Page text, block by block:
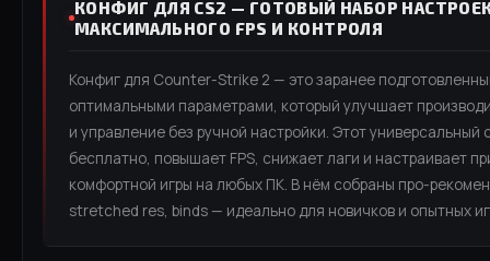
КОНФИГ ДЛЯ CS2 — ГОТОВЫЙ НАБОР
МАКСИМАЛЬНОГО FPS И КОНТРОЛЯ
Конфиг для Counter-Strike 2 — это заранее
оптимальными параметрами, который улучшает
и управление без ручной настройки. Этот универсальный
бесплатно, повышает FPS, снижает лаги и настраивает
комфортной игры на любых ПК. В нём собраны про-
stretched res, binds — идеально для новичков и опытных